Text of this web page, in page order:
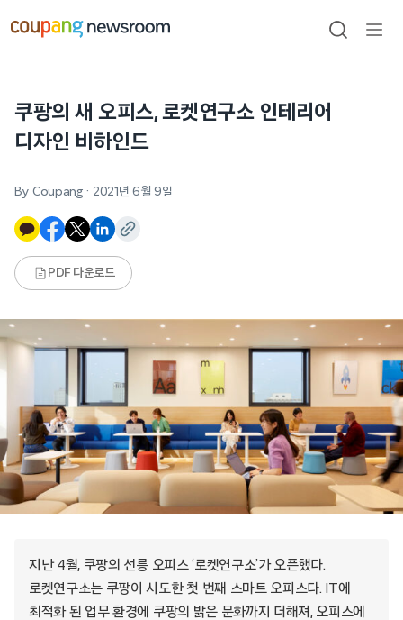
건너뛰기
검색
쿠팡의 새 오피스, 로켓연구소 인테리어
디자인 비하인드
By Coupang · 2021년 6월 9일
PDF 다운로드
지난 4월, 쿠팡의 선릉 오피스 ‘로켓연구소’가 오픈했다.
로켓연구소는 쿠팡이 시도한 첫 번째 스마트 오피스다. IT에
최적화 된 업무 환경에 쿠팡의 밝은 문화까지 더해져, 오피스에